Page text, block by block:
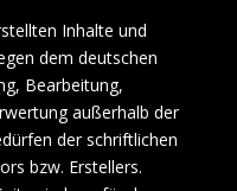
Inhalte und
dem deutschen
Bearbeitung,
außerhalb der
der schriftlichen
bzw. Erstellers.